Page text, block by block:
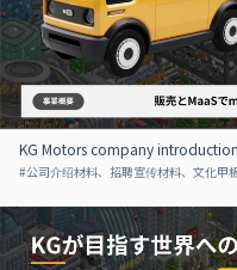
KG Motors company
#公司介绍材料、招聘宣传材料、文化甲